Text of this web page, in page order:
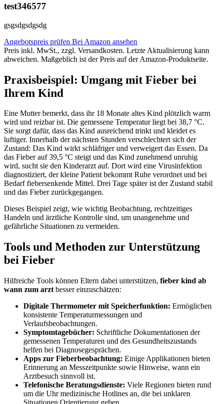
test346577
gsgsdgsdgsdg
Angebotspreis prüfen Bei Amazon ansehen
Preis inkl. MwSt., zzgl. Versandkosten. Letzte Aktualisierung kann
abweichen. Maßgeblich ist der Preis auf der Amazon-Produktseite.
Praxisbeispiel: Umgang mit Fieber bei
Ihrem Kind
Eine Mutter bemerkt, dass ihr 18 Monate altes Kind plötzlich warm
wird und reizbar ist. Die gemessene Temperatur liegt bei 38,7 °C.
Sie sorgt dafür, dass das Kind ausreichend trinkt und kleidet es
luftiger. Innerhalb der nächsten Stunden verschlechtert sich der
Zustand: Das Kind wirkt schläfriger und verweigert das Essen. Da
das Fieber auf 39,5 °C steigt und das Kind zunehmend unruhig
wird, sucht sie den Kinderarzt auf. Dort wird eine Virusinfektion
diagnostiziert, der kleine Patient bekommt Ruhe verordnet und bei
Bedarf fiebersenkende Mittel. Drei Tage später ist der Zustand stabil
und das Fieber zurückgegangen.
Dieses Beispiel zeigt, wie wichtig Beobachtung, rechtzeitiges
Handeln und ärztliche Kontrolle sind, um unangenehme und
gefährliche Situationen zu vermeiden.
Tools und Methoden zur Unterstützung
bei Fieber
Hilfreiche Tools können Eltern dabei unterstützen, fieber kind ab
wann zum arzt besser einzuschätzen:
Digitale Thermometer mit Speicherfunktion: Ermöglichen
konsistente Temperaturmessungen und
Verlaufsbeobachtungen.
Symptomtagebücher: Schriftliche Dokumentationen der
gemessenen Temperaturen und des Gesundheitszustands
helfen bei Diagnosegesprächen.
Apps zur Fieberbeobachtung: Einige Applikationen bieten
Erinnerung an Messzeitpunkte sowie Hinweise, wann ein
Arztbesuch sinnvoll ist.
Telefonische Beratungsdienste: Viele Regionen bieten rund
um die Uhr medizinische Hotlines an, die bei unklaren